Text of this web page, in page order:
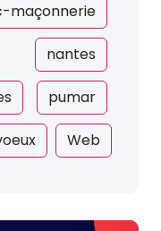
maçonnerie
nantes
pumar
Web